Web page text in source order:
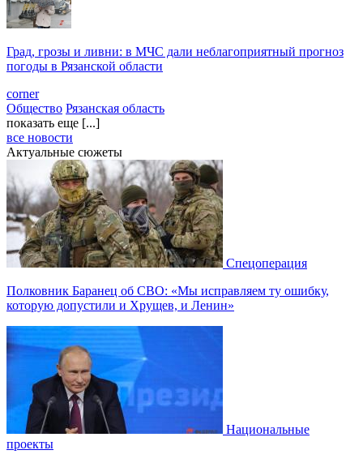
Град, грозы и ливни: в МЧС дали неблагоприятный прогноз
погоды в Рязанской области
corner
Общество Рязанская область
показать еще [...]
все новости
Актуальные сюжеты
Спецоперация
Полковник Баранец об СВО: «Мы исправляем ту ошибку,
которую допустили и Хрущев, и Ленин»
Национальные
проекты